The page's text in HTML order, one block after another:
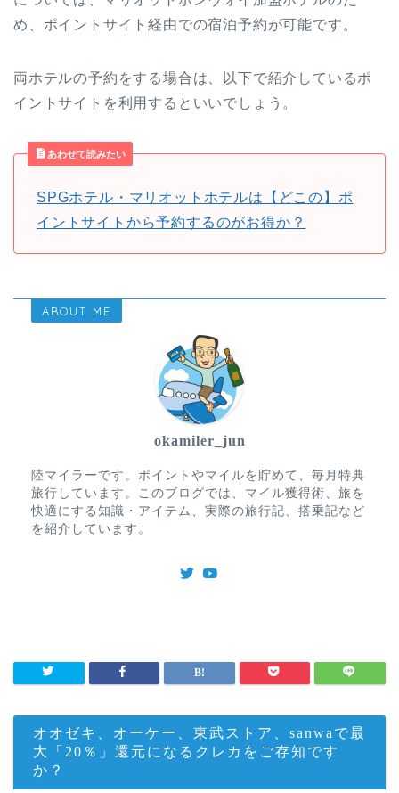
め、ポイントサイト経由での宿泊予約が可能です。
両ホテルの予約をする場合は、以下で紹介しているポ
イントサイトを利用するといいでしょう。
あわせて読みたい
SPGホテル・マリオットホテルは【どこの】ポ
イントサイトから予約するのがお得か？
ABOUT ME
okamiler_jun
陸マイラーです。ポイントやマイルを貯めて、毎月特典
旅行しています。このブログでは、マイル獲得術、旅を
快適にする知識・アイテム、実際の旅行記、搭乗記など
を紹介しています。
オオゼキ、オーケー、東武ストア、sanwaで最
大「20％」還元になるクレカをご存知です
か？